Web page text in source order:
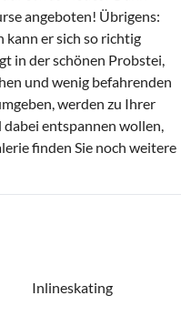
angeboten! Übrigens:
er sich so richtig
in der schönen Probstei,
und wenig befahrenden
werden zu Ihrer
entspannen wollen,
finden Sie noch weitere
Inlineskating